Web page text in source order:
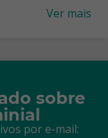
Ver mais
sobre
por e-mail: